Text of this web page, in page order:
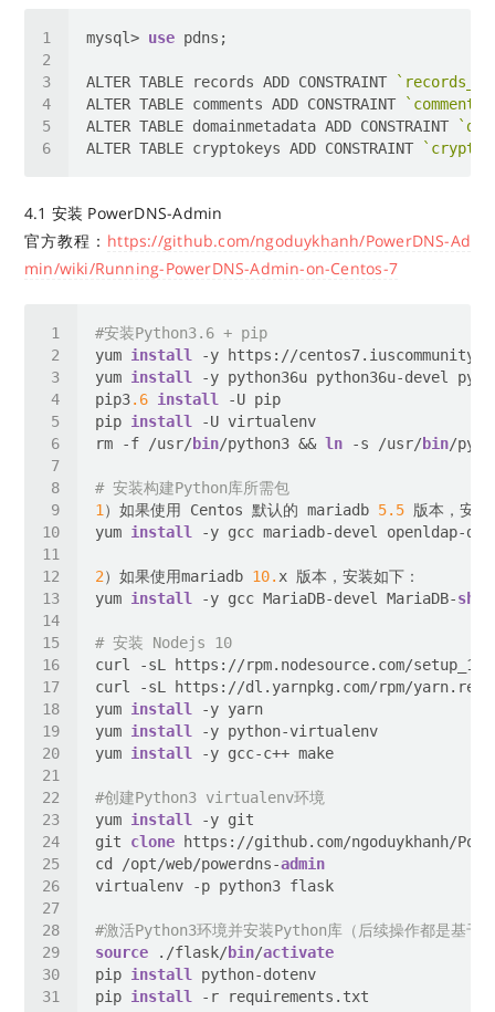
mysql> use
ALTER TABLE records ADD CONSTRAINT
ALTER TABLE comments ADD CONSTRAINT
ALTER TABLE domainmetadata ADD CONSTRAINT
ALTER TABLE cryptokeys ADD CONSTRAINT
4.1 安装 PowerDNS-Admin
官方教程： https://github.com/ngoduykhanh/PowerDNS-Ad
min/wiki/Running-PowerDNS-Admin-on-Centos-7
#安装Python3.6 + pip
yum install
yum install
pip3.6 install
pip install
rm -f /usr/bin/python3 && ln -s /usr/bin/
# 安装构建Python库所需包
1 ）如果使用 Centos 默认的 mariadb 5.5
yum install
2）如果使用mariadb 10.
yum install -y gcc MariaDB-devel MariaDB-
# 安装 Nodejs 10
yum install
yum install
yum install
#创建Python3 virtualenv环境
yum install
git clone https://github.com/ngoduykhanh/
cd /opt/web/powerdns-admin
#激活Python3环境并安装Python库（后续操作都是基于
source ./flask/bin/activate
pip install
pip install